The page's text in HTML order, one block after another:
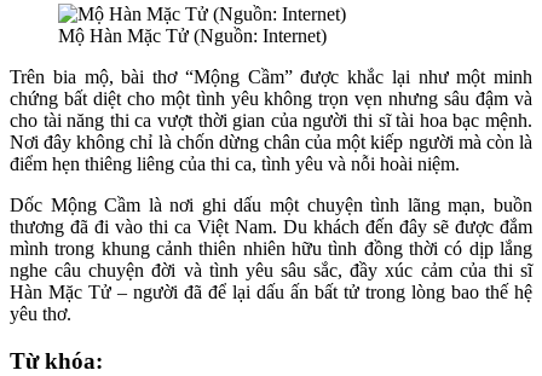
Mộ Hàn Mặc Tử (Nguồn: Internet)
Trên bia mộ, bài thơ “Mộng Cầm” được khắc lại như một minh
chứng bất diệt cho một tình yêu không trọn vẹn nhưng sâu đậm và
cho tài năng thi ca vượt thời gian của người thi sĩ tài hoa bạc mệnh.
Nơi đây không chỉ là chốn dừng chân của một kiếp người mà còn là
điểm hẹn thiêng liêng của thi ca, tình yêu và nỗi hoài niệm.
Dốc Mộng Cầm là nơi ghi dấu một chuyện tình lãng mạn, buồn
thương đã đi vào thi ca Việt Nam. Du khách đến đây sẽ được đắm
mình trong khung cảnh thiên nhiên hữu tình đồng thời có dịp lắng
nghe câu chuyện đời và tình yêu sâu sắc, đầy xúc cảm của thi sĩ
Hàn Mặc Tử – người đã để lại dấu ấn bất tử trong lòng bao thế hệ
yêu thơ.
Từ khóa: